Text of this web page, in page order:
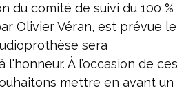
du comité de suivi du 100 %
Olivier Véran, est prévue le
sera
À l’occasion de ces
mettre en avant un